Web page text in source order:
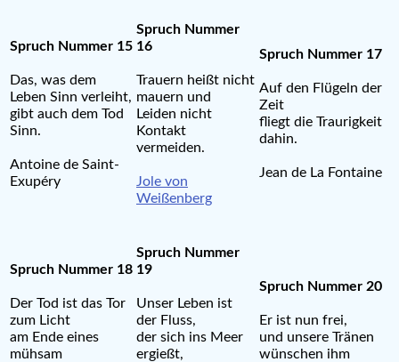
Spruch Nummer 15
Das, was dem
Leben Sinn verleiht,
gibt auch dem Tod
Sinn.
Antoine de Saint-
Exupéry
Spruch Nummer
16
Trauern heißt nicht
mauern und
Leiden nicht
Kontakt
vermeiden.
Jole von
Weißenberg
Spruch Nummer 17
Auf den Flügeln der
Zeit
fliegt die Traurigkeit
dahin.
Jean de La Fontaine
Spruch Nummer 18
Der Tod ist das Tor
zum Licht
am Ende eines
mühsam
Spruch Nummer
19
Unser Leben ist
der Fluss,
der sich ins Meer
ergießt,
Spruch Nummer 20
Er ist nun frei,
und unsere Tränen
wünschen ihm